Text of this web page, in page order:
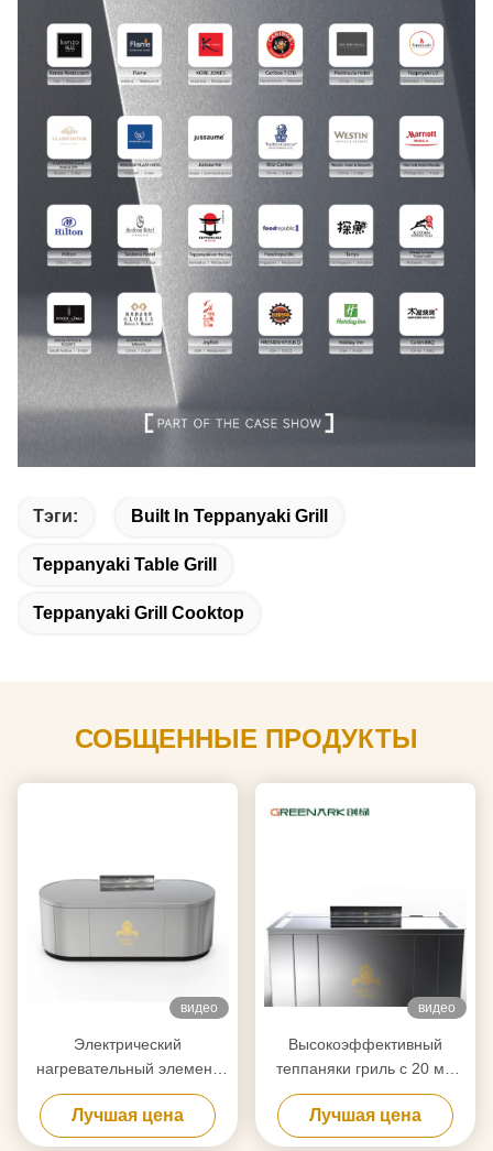
Тэги: Built In Teppanyaki Grill
Teppanyaki Table Grill
Teppanyaki Grill Cooktop
СОБЩЕННЫЕ ПРОДУКТЫ
видео
Электрический
нагревательный элемент
Теппаняки гриль столик
для очистки на основе
ваших требований
Лучшая цена
видео
Высокоэффективный
теппаняки гриль с 20 мм
пищевой стальной
столешницей и умным
отоплением
Лучшая цена